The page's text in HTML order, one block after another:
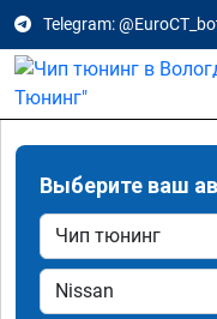
Telegram:
Выберите ваш